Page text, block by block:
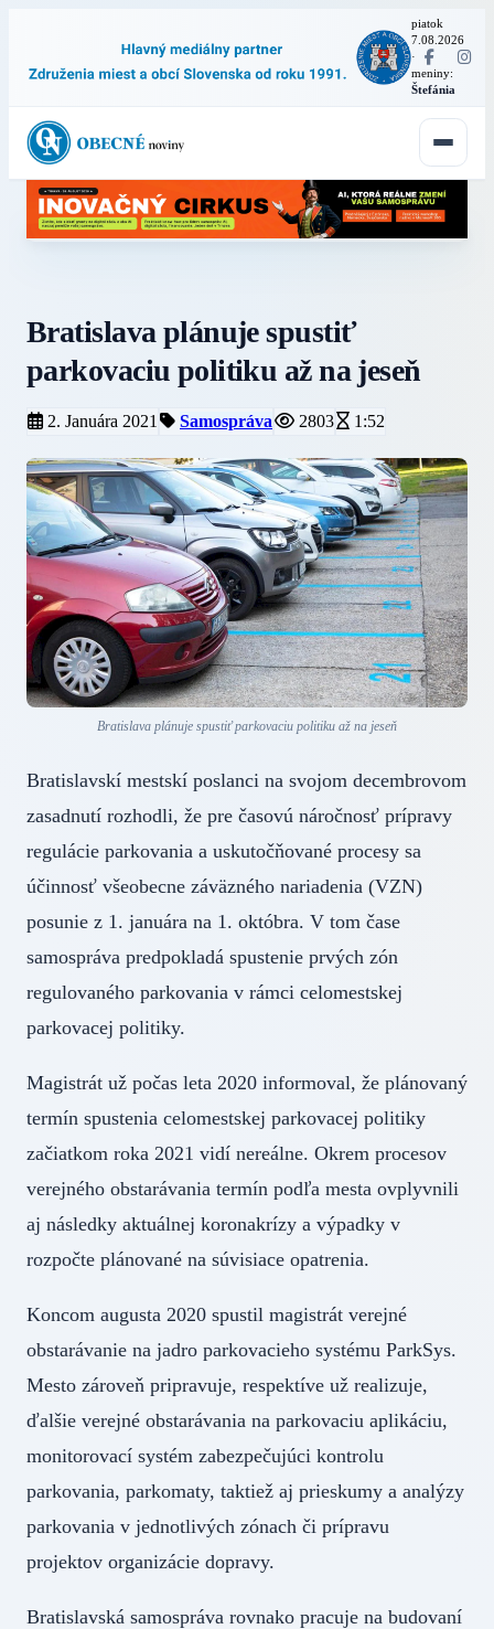
piatok
7.08.2026
·
meniny:
Štefánia
Bratislava plánuje spustiť
parkovaciu politiku až na jeseň
2. Januára 2021 Samospráva 2803 1:52
Bratislava plánuje spustiť parkovaciu politiku až na jeseň
Bratislavskí mestskí poslanci na svojom decembrovom
zasadnutí rozhodli, že pre časovú náročnosť prípravy
regulácie parkovania a uskutočňované procesy sa
účinnosť všeobecne záväzného nariadenia (VZN)
posunie z 1. januára na 1. októbra. V tom čase
samospráva predpokladá spustenie prvých zón
regulovaného parkovania v rámci celomestskej
parkovacej politiky.
Magistrát už počas leta 2020 informoval, že plánovaný
termín spustenia celomestskej parkovacej politiky
začiatkom roka 2021 vidí nereálne. Okrem procesov
verejného obstarávania termín podľa mesta ovplyvnili
aj následky aktuálnej koronakrízy a výpadky v
rozpočte plánované na súvisiace opatrenia.
Koncom augusta 2020 spustil magistrát verejné
obstarávanie na jadro parkovacieho systému ParkSys.
Mesto zároveň pripravuje, respektíve už realizuje,
ďalšie verejné obstarávania na parkovaciu aplikáciu,
monitorovací systém zabezpečujúci kontrolu
parkovania, parkomaty, taktiež aj prieskumy a analýzy
parkovania v jednotlivých zónach či prípravu
projektov organizácie dopravy.
Bratislavská samospráva rovnako pracuje na budovaní